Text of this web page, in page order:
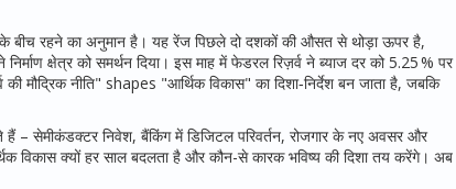
बीच रहने का अनुमान है। यह रेंज पिछले दो दशकों की औसत से थोड़ा ऊपर है,
क्षेत्र को समर्थन दिया। इस माह में फेडरल रिज़र्व ने ब्याज दर को 5.25 % पर
मौद्रिक नीति" shapes "आर्थिक विकास" का दिशा‑निर्देश बन जाता है, जबकि
– सेमीकंडक्टर निवेश, बैंकिंग में डिजिटल परिवर्तन, रोजगार के नए अवसर और
विकास क्यों हर साल बदलता है और कौन-से कारक भविष्य की दिशा तय करेंगे। अब